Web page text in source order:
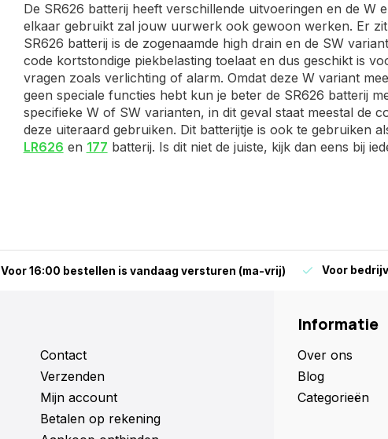
De SR626 batterij heeft verschillende uitvoeringen en de
elkaar gebruikt zal jouw uurwerk ook gewoon werken. Er
SR626 batterij is de zogenaamde high drain en de SW
code kortstondige piekbelasting toelaat en dus geschikt is
vragen zoals verlichting of alarm. Omdat deze W variant
geen speciale functies hebt kun je beter de SR626 batterij
specifieke W of SW varianten, in dit geval staat meestal de
deze uiteraard gebruiken. Dit batterijtje is ook te gebruiken
LR626 en 177 batterij. Is dit niet de juiste, kijk dan eens bij
Voor 16:00 bestellen is vandaag versturen (ma-vrij) Voor
Contact
Verzenden
Mijn account
Betalen op rekening
Informatie
Over ons
Blog
Categorieën